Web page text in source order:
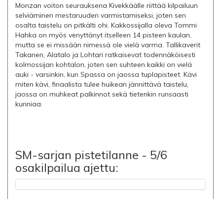
Monzan voiton seurauksena Kivekkäälle riittää kilpailuun
selviäminen mestaruuden varmistamiseksi, joten sen
osalta taistelu on pitkälti ohi. Kakkossijalla oleva Tommi
Hahka on myös venyttänyt itselleen 14 pisteen kaulan,
mutta se ei missään nimessä ole vielä varma. Tallikaverit
Takanen, Alatalo ja Lohtari ratkaisevat todennäköisesti
kolmossijan kohtalon, joten sen suhteen kaikki on vielä
auki - varsinkin, kun Spassa on jaossa tuplapisteet. Kävi
miten kävi, finaalista tulee huikean jännittävä taistelu,
jaossa on muhkeat palkinnot sekä tietenkin runsaasti
kunniaa.
SM-sarjan pistetilanne - 5/6
osakilpailua ajettu: